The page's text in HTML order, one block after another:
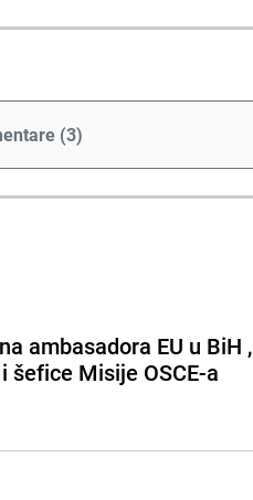
(3)
ambasadora EU u BiH ,
šefice Misije OSCE-a